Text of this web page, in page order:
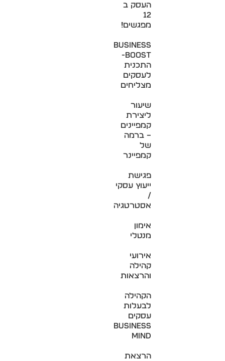
העסק ב
12
מפגשים!
BUSINESS
BOOST-
התכנית
לעסקים
מצליחים
שיעור
ליצירת
קמפיינים
– ברמה
של
קמפיינר
פגישת
ייעוץ עסקי
/
אסטרטגיה
אימון
מנטלי
אירועי
קהילה
והרצאות
הקהילה
לבעלות
עסקים
Business
Mind
הרצאת